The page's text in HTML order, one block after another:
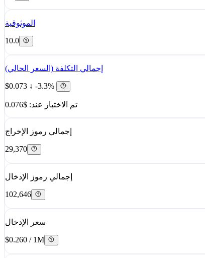
الموثوقية
10.0
إجمالي التكلفة (السعر الحالي)
$0.073 ↓ -3.3%
تم الاختبار عند: $0.076
إجمالي رموز الإخراج
29,370
إجمالي رموز الإدخال
102,646
سعر الإدخال
$0.260 / 1M